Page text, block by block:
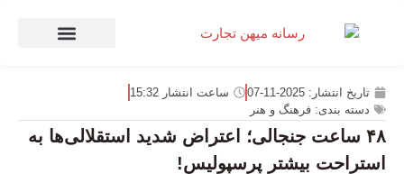
تاریخ انتشار: 2025-11-07 ساعت انتشار 15:32
دسته بندی: فرهنگ و هنر
۴۸ ساعت جنجالی؛ اعتراض شدید استقلالی‌ها به
استراحت بیشتر پرسپولیس!